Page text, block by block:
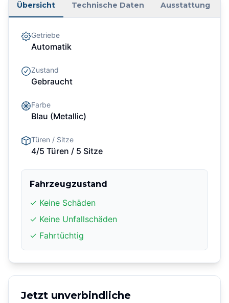
Übersicht Technische Daten Ausstattung
Getriebe
Automatik
Zustand
Gebraucht
Farbe
Blau (Metallic)
Türen / Sitze
4/5 Türen / 5 Sitze
Fahrzeugzustand
✓ Keine Schäden
✓ Keine Unfallschäden
✓ Fahrtüchtig
Jetzt unverbindliche